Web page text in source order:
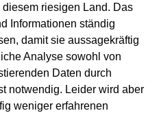
riesigen Land. Das
Informationen ständig
damit sie aussagekräftig
Analyse sowohl von
Daten durch
notwendig. Leider wird aber
weniger erfahrenen